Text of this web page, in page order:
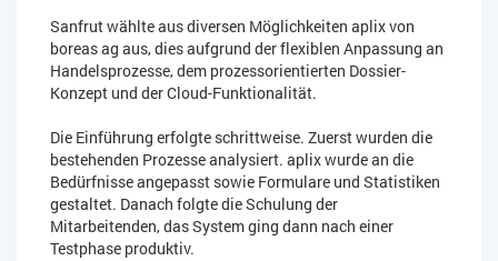
Sanfrut wählte aus diversen Möglichkeiten aplix von
boreas ag aus, dies aufgrund der flexiblen Anpassung an
Handelsprozesse, dem prozessorientierten Dossier-
Konzept und der Cloud-Funktionalität.
Die Einführung erfolgte schrittweise. Zuerst wurden die
bestehenden Prozesse analysiert. aplix wurde an die
Bedürfnisse angepasst sowie Formulare und Statistiken
gestaltet. Danach folgte die Schulung der
Mitarbeitenden, das System ging dann nach einer
Testphase produktiv.